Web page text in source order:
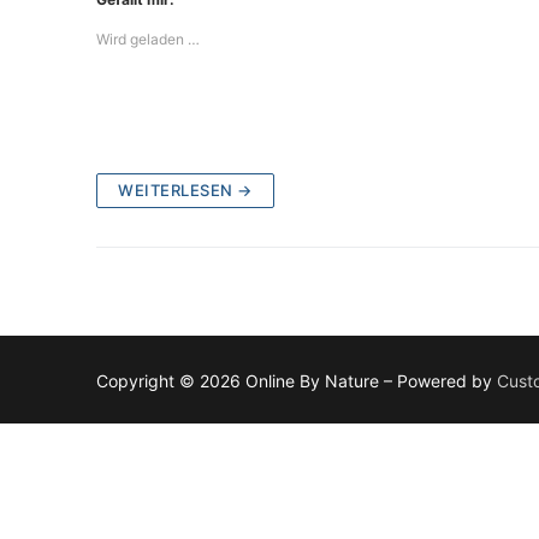
Wird geladen …
WEITERLESEN →
Copyright © 2026 Online By Nature – Powered by